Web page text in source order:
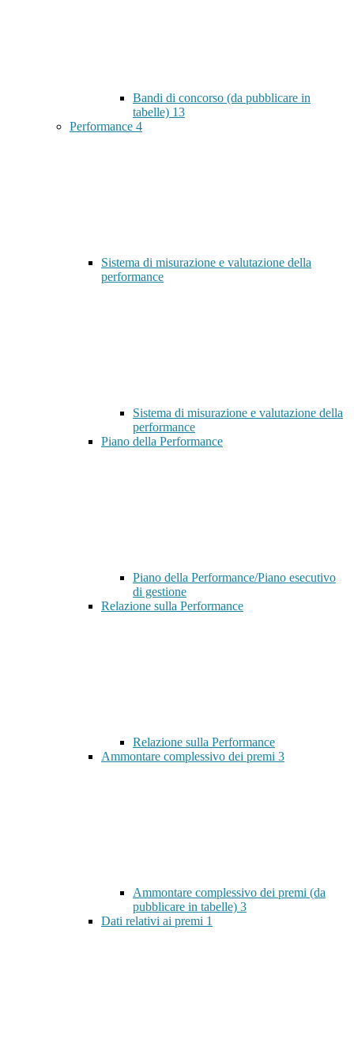
Bandi di concorso (da pubblicare in
tabelle) 13
Performance 4
Sistema di misurazione e valutazione della
performance
Sistema di misurazione e valutazione della
performance
Piano della Performance
Piano della Performance/Piano esecutivo
di gestione
Relazione sulla Performance
Relazione sulla Performance
Ammontare complessivo dei premi 3
Ammontare complessivo dei premi (da
pubblicare in tabelle) 3
Dati relativi ai premi 1